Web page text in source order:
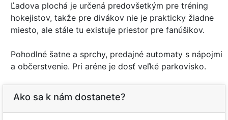
Ľadova plochá je určená predovšetkým pre tréning
hokejistov, takže pre divákov nie je prakticky žiadne
miesto, ale stále tu existuje priestor pre fanúšikov.
Pohodlné šatne a sprchy, predajné automaty s nápojmi
a občerstvenie. Pri aréne je dosť veľké parkovisko.
Ako sa k nám dostanete?